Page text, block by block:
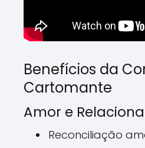
Benefícios da
Cartomante
Amor e
Reconciliação